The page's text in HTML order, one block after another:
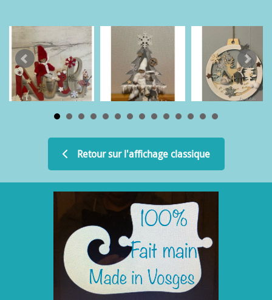
Retour sur l'affichage classique